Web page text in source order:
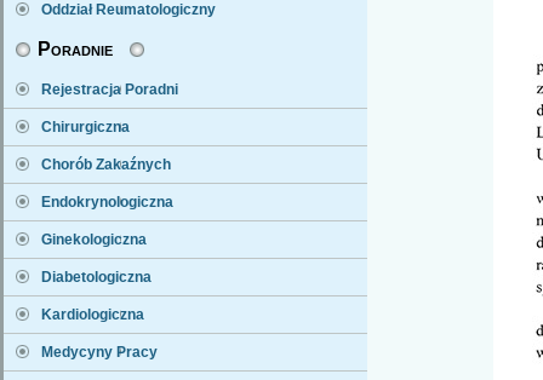
Oddział Reumatologiczny
Poradnie
Rejestracja Poradni
Chirurgiczna
Chorób Zakaźnych
Endokrynologiczna
Ginekologiczna
Diabetologiczna
Kardiologiczna
Medycyny Pracy